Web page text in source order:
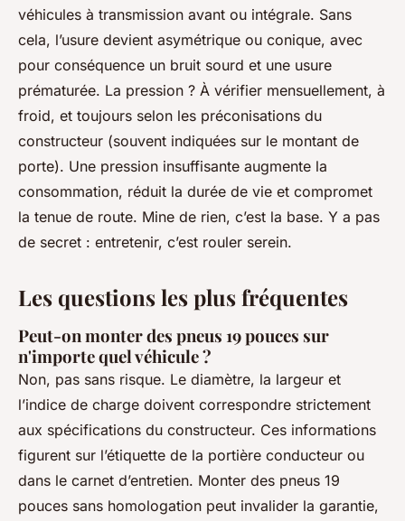
véhicules à transmission avant ou intégrale. Sans
cela, l’usure devient asymétrique ou conique, avec
pour conséquence un bruit sourd et une usure
prématurée. La pression ? À vérifier mensuellement, à
froid, et toujours selon les préconisations du
constructeur (souvent indiquées sur le montant de
porte). Une pression insuffisante augmente la
consommation, réduit la durée de vie et compromet
la tenue de route. Mine de rien, c’est la base. Y a pas
de secret : entretenir, c’est rouler serein.
Les questions les plus fréquentes
Peut-on monter des pneus 19 pouces sur
n'importe quel véhicule ?
Non, pas sans risque. Le diamètre, la largeur et
l’indice de charge doivent correspondre strictement
aux spécifications du constructeur. Ces informations
figurent sur l’étiquette de la portière conducteur ou
dans le carnet d’entretien. Monter des pneus 19
pouces sans homologation peut invalider la garantie,